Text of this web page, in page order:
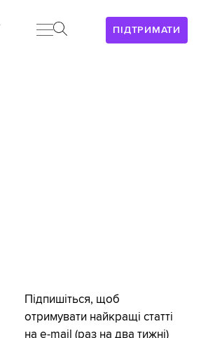
ПІДТРИМАТИ
Підпишіться, щоб
отримувати найкращі статті
на e-mail (раз на два тижні)